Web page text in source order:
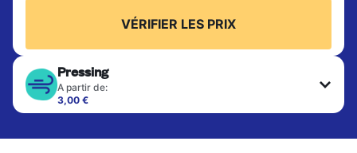
VÉRIFIER LES PRIX
Pressing
A partir de:
3,00 €
Les articles délicats sont nettoyés à sec et finis
costumes, les robes, les manteaux et les tissus